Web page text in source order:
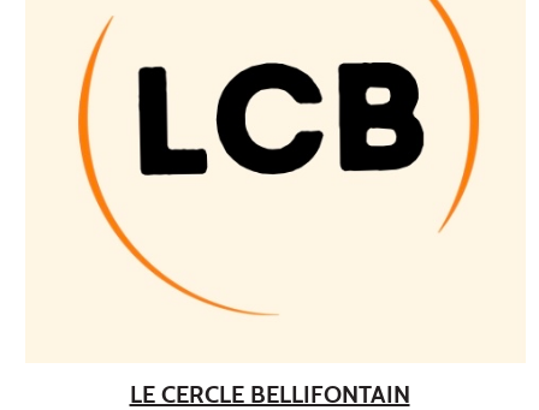
LE CERCLE BELLIFONTAIN